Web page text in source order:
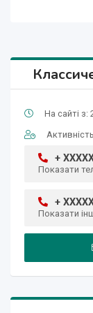
На сайті з:
+
Показати
+
Показати